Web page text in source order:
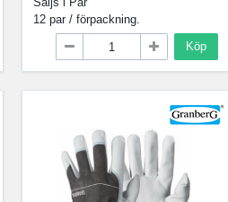
12 par / förpackning.
Köp